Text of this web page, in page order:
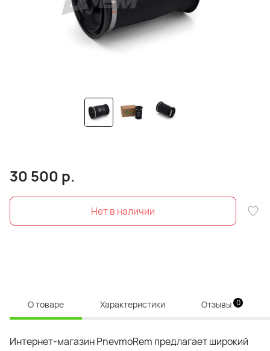
30 500 р.
О товаре Характеристики Отзывы 0
Интернет-магазин PnevmoRem предлагает широкий